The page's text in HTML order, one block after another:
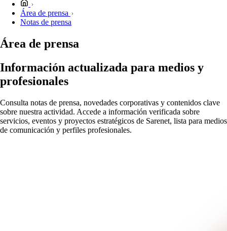
Área de prensa
Notas de prensa
Área de prensa
Información actualizada para medios y
profesionales
Consulta notas de prensa, novedades corporativas y contenidos clave
sobre nuestra actividad. Accede a información verificada sobre
servicios, eventos y proyectos estratégicos de Sarenet, lista para medios
de comunicación y perfiles profesionales.